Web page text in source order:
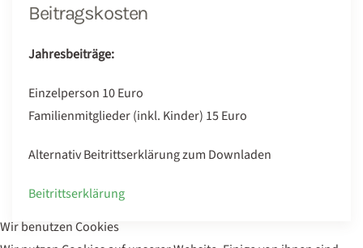
Beitragskosten
Jahresbeiträge:
Einzelperson 10 Euro
Familienmitglieder (inkl. Kinder) 15 Euro
Alternativ Beitrittserklärung zum Downladen
Beitrittserklärung
Wir benutzen Cookies